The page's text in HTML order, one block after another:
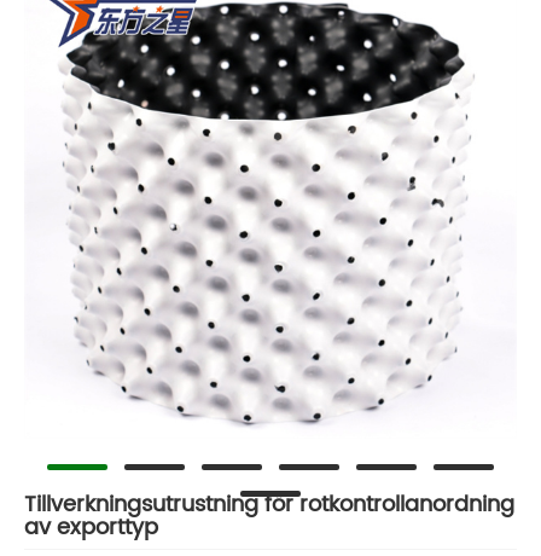
Tillverkningsutrustning för rotkontrollanordning
av exporttyp